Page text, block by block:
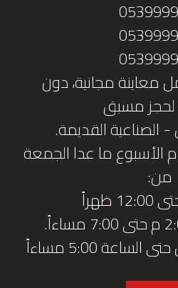
معاينة مجانية، دون
لحجز مسبق
- الصناعية القديمة.
الأسبوع ما عدا الجمعة
من:
5:00 مساءاً